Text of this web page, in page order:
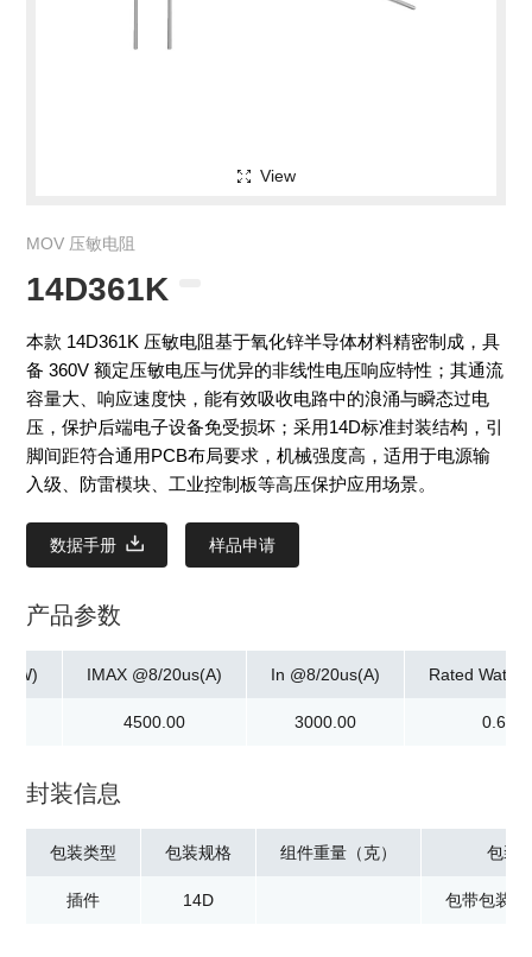
View
MOV 压敏电阻
14D361K
本款 14D361K 压敏电阻基于氧化锌半导体材料精密制成，具
备 360V 额定压敏电压与优异的非线性电压响应特性；其通流
容量大、响应速度快，能有效吸收电路中的浪涌与瞬态过电
压，保护后端电子设备免受损坏；采用14D标准封装结构，引
脚间距符合通用PCB布局要求，机械强度高，适用于电源输
入级、防雷模块、工业控制板等高压保护应用场景。
数据手册 样品申请
产品参数
IMAX @8/20us(A)
4500.00
In @8/20us(A)
3000.00
Rated
0.60
封装信息
包装类型
插件
包装规格
14D
组件重量（克） 包装
包带包装